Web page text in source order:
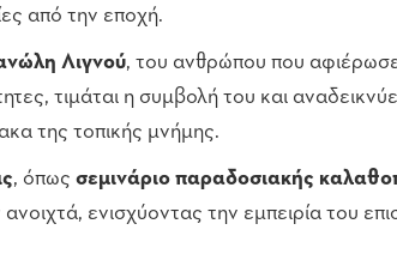
από την εποχή.
Λιγνού, του ανθρώπου που
τιμάται η συμβολή του και
της τοπικής μνήμης.
, όπως σεμινάριο παραδοσιακής
ενισχύοντας την εμπειρία του